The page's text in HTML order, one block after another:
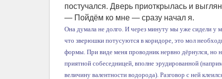
постучался. Дверь приоткрылась и
— Пойдём ко мне — сразу начал я.
Она думала не долго. И через минуту мы уже сидели у
что зверюшки потусуются в коридоре, это мол
формы. При виде меня проводник нервно дёрнулся, но
приятной собеседницей, вполне эрудированной
величину валентности водорода). Разговор с ней